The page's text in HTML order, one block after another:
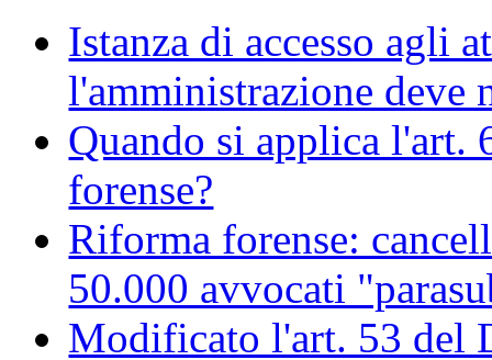
Istanza di accesso agli
l'amministrazione deve
Quando si applica l'art.
forense?
Riforma forense:
50.000 avvocati
Modificato l'art. 53 del